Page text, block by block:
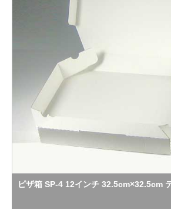
ピザ箱 SP-4 12インチ 32.5cm×32.5cm